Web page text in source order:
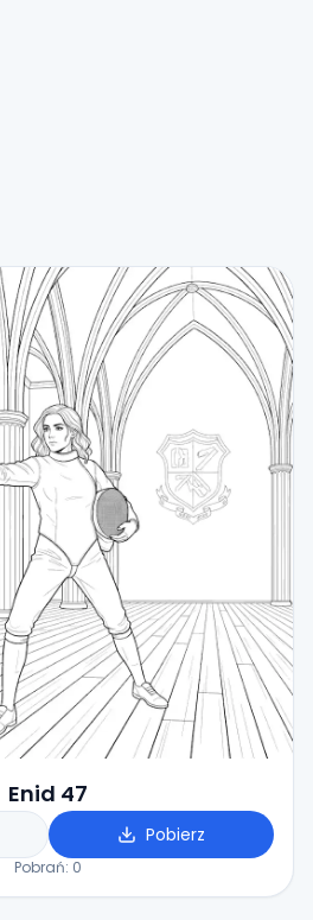
Enid 47
Pobierz
Pobrań: 0